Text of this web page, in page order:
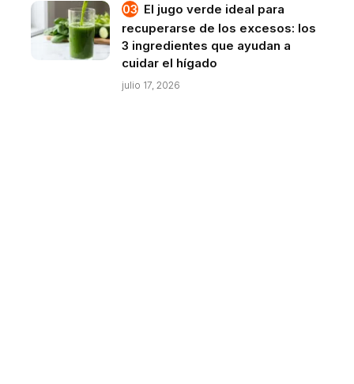
El jugo verde ideal para
recuperarse de los excesos: los
3 ingredientes que ayudan a
cuidar el hígado
julio 17, 2026